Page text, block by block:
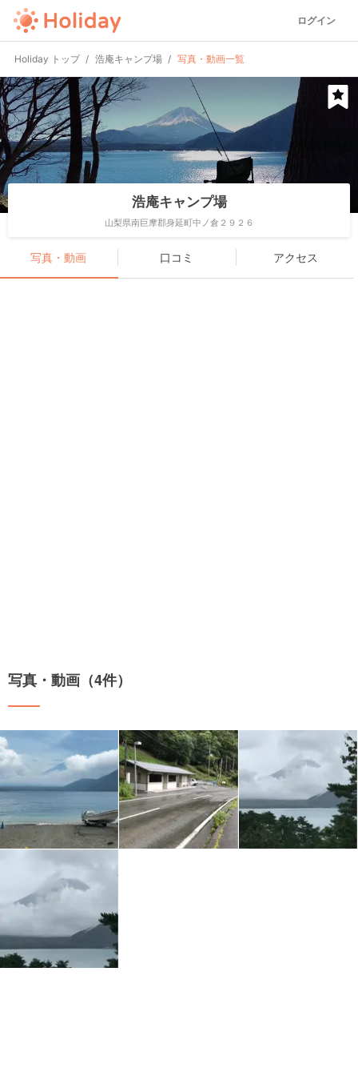
ログイン
Holiday トップ 浩庵キャンプ場 写真・動画一覧
浩庵キャンプ場
山梨県南巨摩郡身延町中ノ倉２９２６
写真・動画 口コミ アクセス
写真・動画（4件）